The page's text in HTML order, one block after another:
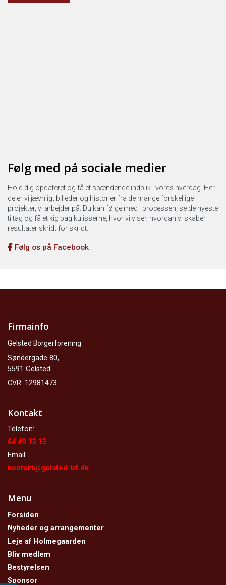
Følg med på sociale medier
Hold dig opdateret og få et spændende indblik i vores hverdag. Her
deler vi jævnligt billeder og historier fra de mange forskellige
projekter, vi arbejder på. Du kan følge med i processen, se de nyeste
tiltag og få et kig bag kulisserne, hvor vi viser, hvordan vi skaber
resultater skridt for skridt.
Følg os på Facebook
Firmainfo
Gelsted Borgerforening
Søndergade 80,
5591 Gelsted
CVR: 12981473
Kontakt
Telefon:
64 49 13 13
Email:
kontakt@gelsted-bf.dk
Menu
Forsiden
Nyheder og arrangementer
Leje af Holmegaarden
Bliv medlem
Bestyrelsen
Sponsor